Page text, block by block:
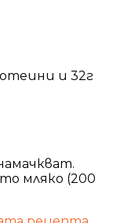
и 32г
мляко (200